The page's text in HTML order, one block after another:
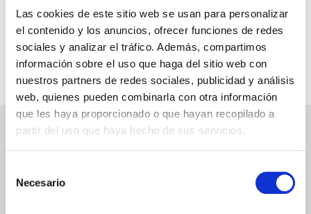
Las cookies de este sitio web se usan para personalizar
el contenido y los anuncios, ofrecer funciones de redes
sociales y analizar el tráfico. Además, compartimos
información sobre el uso que haga del sitio web con
nuestros partners de redes sociales, publicidad y análisis
web, quienes pueden combinarla con otra información
que les haya proporcionado o que hayan recopilado a
partir del uso que haya hecho de sus servicios.
Necesario
INFORMACIÓN ÚTIL
NEWSLETTER